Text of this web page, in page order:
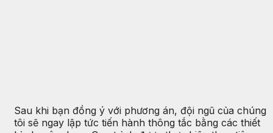
Sau khi bạn đồng ý với phương án, đội ngũ của chúng
tôi sẽ ngay lập tức tiến hành thông tắc bằng các thiết